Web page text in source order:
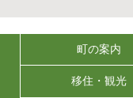
町の案内
移住・観光